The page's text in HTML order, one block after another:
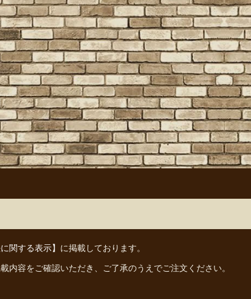
関する表示】 に掲載しております。
内容をご確認いただき、ご了承のうえでご注文ください。